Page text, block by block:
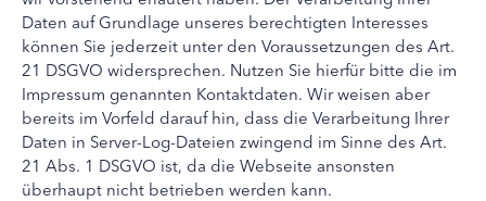
Daten auf Grundlage unseres berechtigten Interesses
können Sie jederzeit unter den Voraussetzungen des Art.
21 DSGVO widersprechen. Nutzen Sie hierfür bitte die im
Impressum genannten Kontaktdaten. Wir weisen aber
bereits im Vorfeld darauf hin, dass die Verarbeitung Ihrer
Daten in Server-Log-Dateien zwingend im Sinne des Art.
21 Abs. 1 DSGVO ist, da die Webseite ansonsten
überhaupt nicht betrieben werden kann.